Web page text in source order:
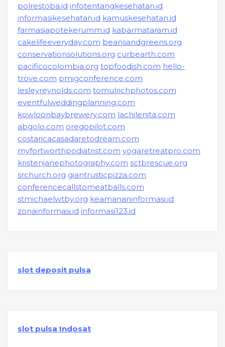
polrestoba.id infotentangkesehatan.id
informasikesehatan.id kamuskesehatan.id
farmasiapotekerumm.id kabarmataram.id
cakelifeeveryday.com beansandgreens.org
conservationsolutions.org curbearth.com
pacificocolombia.org topfoodish.com hello-
trove.com pmigconference.com
lesleyreynolds.com tomulrichphotos.com
eventfulweddingplanning.com
kowloonbaybrewery.com lachilenita.com
abgolo.com oregopilot.com
costaricacasadaretodream.com
myfortworthpodiatrist.com yogaretreatpro.com
kristenjanephotography.com sctbrescue.org
srchurch.org giantrusticpizza.com
conferencecallstomeatballs.com
stmichaelwtby.org keamananinformasi.id
zonainformasi.id informasi123.id
slot deposit pulsa
slot pulsa Indosat